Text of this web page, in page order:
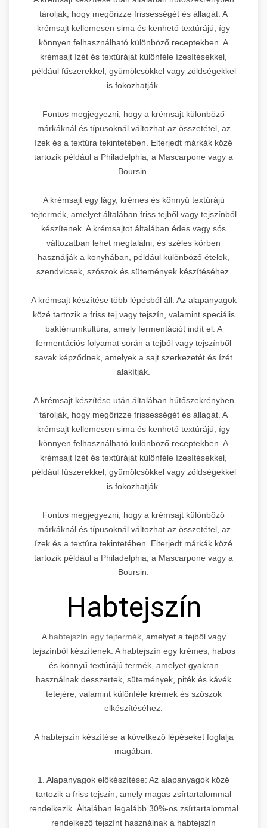
tárolják, hogy megőrizze frissességét és állagát. A
krémsajt kellemesen sima és kenhető textúrájú, így
könnyen felhasználható különböző receptekben. A
krémsajt ízét és textúráját különféle ízesítésekkel,
például fűszerekkel, gyümölcsökkel vagy zöldségekkel
is fokozhatják.
Fontos megjegyezni, hogy a krémsajt különböző
márkáknál és típusoknál változhat az összetétel, az
ízek és a textúra tekintetében. Elterjedt márkák közé
tartozik például a Philadelphia, a Mascarpone vagy a
Boursin.
A krémsajt egy lágy, krémes és könnyű textúrájú
tejtermék, amelyet általában friss tejből vagy tejszínből
készítenek. A krémsajtot általában édes vagy sós
változatban lehet megtalálni, és széles körben
használják a konyhában, például különböző ételek,
szendvicsek, szószok és sütemények készítéséhez.
A krémsajt készítése több lépésből áll. Az alapanyagok
közé tartozik a friss tej vagy tejszín, valamint speciális
baktériumkultúra, amely fermentációt indít el. A
fermentációs folyamat során a tejből vagy tejszínből
savak képződnek, amelyek a sajt szerkezetét és ízét
alakítják.
A krémsajt készítése után általában hűtőszekrényben
tárolják, hogy megőrizze frissességét és állagát. A
krémsajt kellemesen sima és kenhető textúrájú, így
könnyen felhasználható különböző receptekben. A
krémsajt ízét és textúráját különféle ízesítésekkel,
például fűszerekkel, gyümölcsökkel vagy zöldségekkel
is fokozhatják.
Fontos megjegyezni, hogy a krémsajt különböző
márkáknál és típusoknál változhat az összetétel, az
ízek és a textúra tekintetében. Elterjedt márkák közé
tartozik például a Philadelphia, a Mascarpone vagy a
Boursin.
Habtejszín
A habtejszín egy tejtermék, amelyet a tejből vagy
tejszínből készítenek. A habtejszín egy krémes, habos
és könnyű textúrájú termék, amelyet gyakran
használnak desszertek, sütemények, piték és kávék
tetejére, valamint különféle krémek és szószok
elkészítéséhez.
A habtejszín készítése a következő lépéseket foglalja
magában:
1. Alapanyagok előkészítése: Az alapanyagok közé
tartozik a friss tejszín, amely magas zsírtartalommal
rendelkezik. Általában legalább 30%-os zsírtartalommal
rendelkező tejszínt használnak a habtejszín